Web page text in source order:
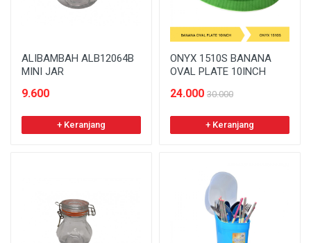
ALIBAMBAH ALB12064B
MINI JAR
9.600
+ Keranjang
ONYX 1510S BANANA
OVAL PLATE 10INCH
24.000 30.000
+ Keranjang